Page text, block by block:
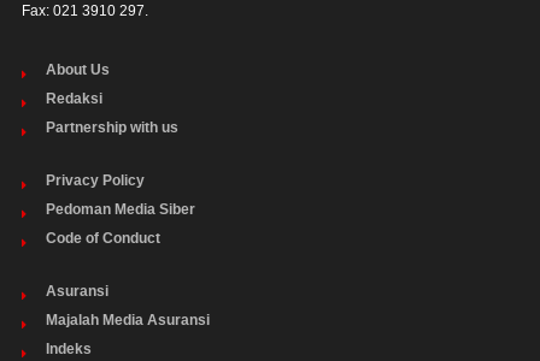
Fax: 021 3910 297.
About Us
Redaksi
Partnership with us
Privacy Policy
Pedoman Media Siber
Code of Conduct
Asuransi
Majalah Media Asuransi
Indeks